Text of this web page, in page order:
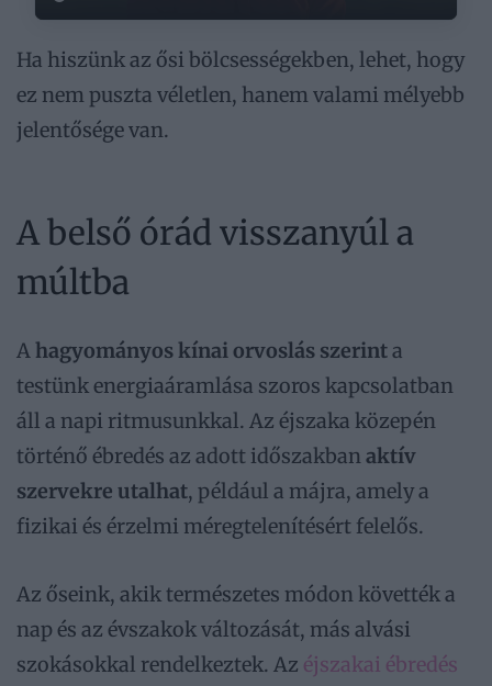
Ha hiszünk az ősi bölcsességekben, lehet, hogy
ez nem puszta véletlen, hanem valami mélyebb
jelentősége van.
A belső órád visszanyúl a
múltba
Ahagyományos kínai orvoslás szerinta
testünk energiaáramlása szoros kapcsolatban
áll a napi ritmusunkkal. Az éjszaka közepén
történő ébredés az adott időszakbanaktív
szervekre utalhat, például a májra, amely a
fizikai és érzelmi méregtelenítésért felelős.
Az őseink, akik természetes módon követték a
nap és az évszakok változását, más alvási
szokásokkal rendelkeztek. Az éjszakai ébredés